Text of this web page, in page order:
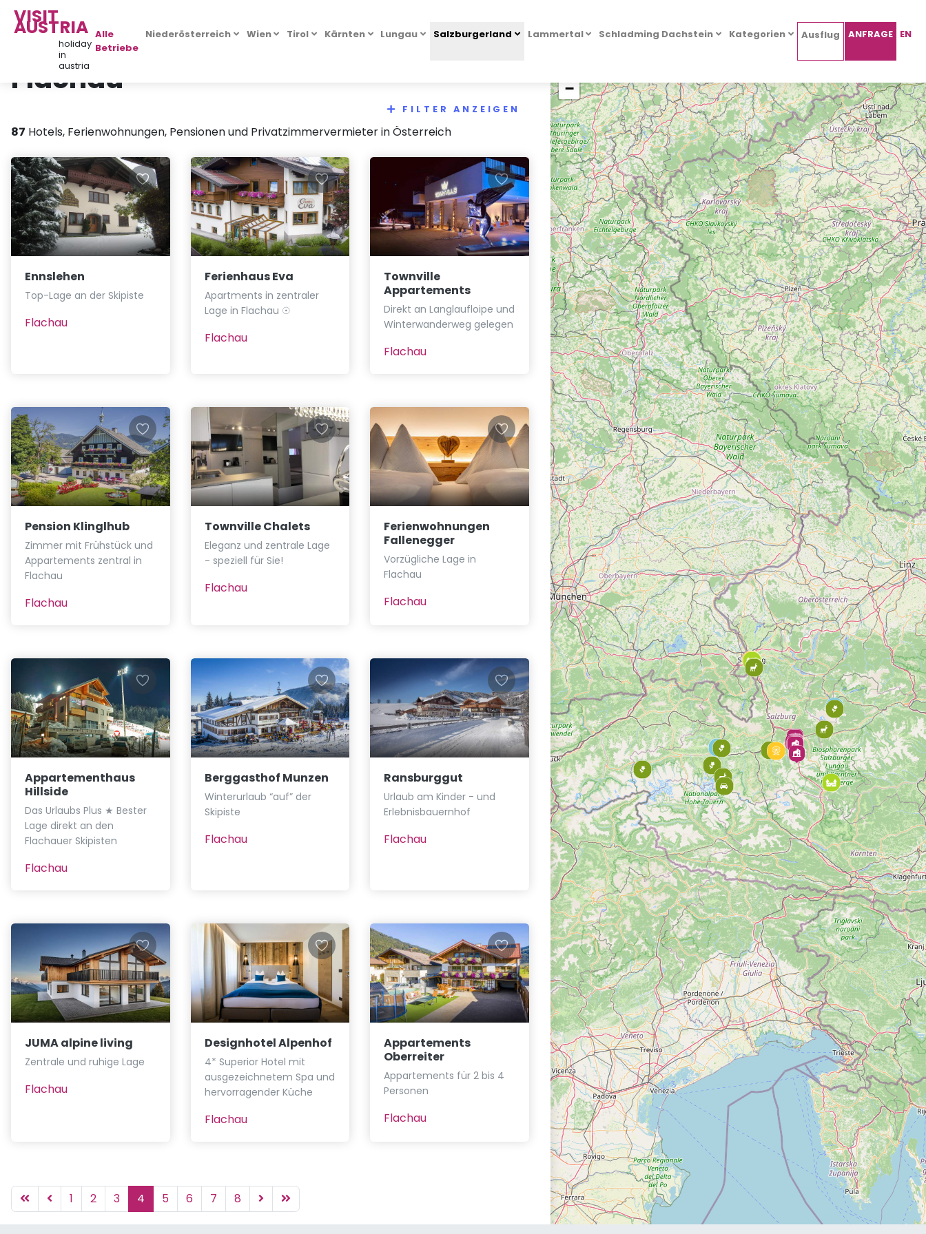
VISIT
AUSTRIA
holiday
in
austria
Alle
Betriebe
Niederösterreich Wien Tirol Kärnten Lungau Salzburgerland Lammertal Schladming Dachstein Kategorien Ausflug ANFRAGE EN
Flachau
FILTER ANZEIGEN
87 Hotels, Ferienwohnungen, Pensionen und Privatzimmervermieter in Österreich
Ennslehen
Top-Lage an der Skipiste
Flachau
Ferienhaus Eva
Apartments in zentraler
Lage in Flachau ☉
Flachau
Townville
Appartements
Direkt an Langlaufloipe und
Winterwanderweg gelegen
Flachau
Pension Klinglhub
Zimmer mit Frühstück und
Appartements zentral in
Flachau
Flachau
Townville Chalets
Eleganz und zentrale Lage
- speziell für Sie!
Flachau
Ferienwohnungen
Fallenegger
Vorzügliche Lage in
Flachau
Flachau
Appartementhaus
Hillside
Das Urlaubs Plus ★ Bester
Lage direkt an den
Flachauer Skipisten
Flachau
Berggasthof Munzen
Winterurlaub “auf” der
Skipiste
Flachau
Ransburggut
Urlaub am Kinder - und
Erlebnisbauernhof
Flachau
JUMA alpine living
Zentrale und ruhige Lage
Flachau
Designhotel Alpenhof
4* Superior Hotel mit
ausgezeichnetem Spa und
hervorragender Küche
Flachau
Appartements
Oberreiter
Appartements für 2 bis 4
Personen
Flachau
1 2 3 4 5 6 7 8
−